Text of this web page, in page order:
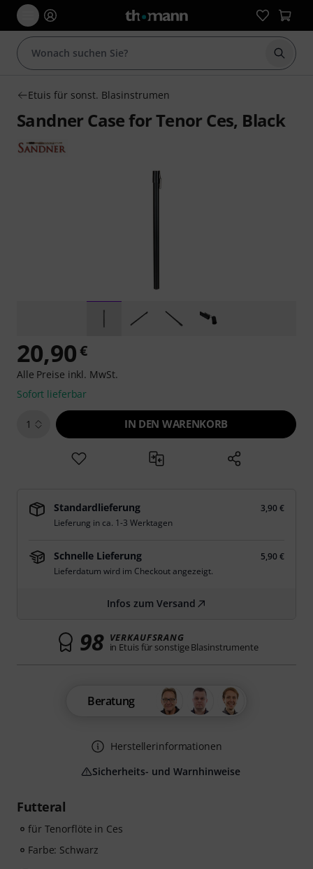
Suche
Etuis für sonst. Blasinstrumen
Sandner Case for Tenor Ces, Black
Futteral
für Tenorflöte in Ces
Farbe: Schwarz
20,90€
Alle Preise inkl. MwSt.
Sofort lieferbar
1 IN DEN WARENKORB
Standardlieferung
3,90 €
Lieferung in ca. 1-3 Werktagen
Schnelle Lieferung
5,90 €
Lieferdatum wird im Checkout angezeigt.
Infos zum Versand
98 VERKAUFSRANG
in Etuis für sonstige Blasinstrumente
Beratung
Herstellerinformationen
Sicherheits- und Warnhinweise